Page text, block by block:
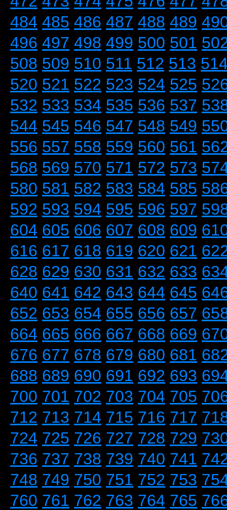
484 485 486 487 488 489
496 497 498 499 500 501
508 509 510 511 512 513
520 521 522 523 524 525
532 533 534 535 536 537
544 545 546 547 548 549
556 557 558 559 560 561
568 569 570 571 572 573
580 581 582 583 584 585
592 593 594 595 596 597
604 605 606 607 608 609
616 617 618 619 620 621
628 629 630 631 632 633
640 641 642 643 644 645
652 653 654 655 656 657
664 665 666 667 668 669
676 677 678 679 680 681
688 689 690 691 692 693
700 701 702 703 704 705
712 713 714 715 716 717
724 725 726 727 728 729
736 737 738 739 740 741
748 749 750 751 752 753
760 761 762 763 764 765